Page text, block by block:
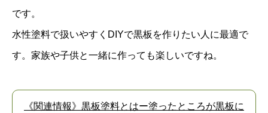
です。
水性塗料で扱いやすくDIYで黒板を作りたい人に最適で
す。家族や子供と一緒に作っても楽しいですね。
《関連情報》黒板塗料とはー塗ったところが黒板に